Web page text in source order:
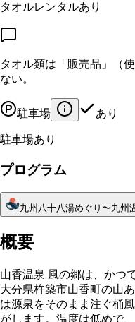
タオルレンタルあり
タオル類は「販売品」（
ない。
駐車場 あり
駐車場あり
プログラム
九州八十八湯めぐり〜九州
概要
山香温泉 風の郷は、かつ
大分県杵築市山香町の山
は源泉をそのまま注ぐ桶
がします。温度は低めで